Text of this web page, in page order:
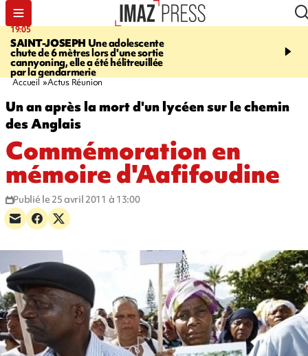
19:05
SAINT-JOSEPH Une adolescente
chute de 6 mètres lors d'une sortie
cannyoning, elle a été hélitreuillée
par la gendarmerie
20:44
rouée de coups,
Accueil Actus Réunion
Un an après la mort d'un lycéen sur le chemin
des Anglais
Commémoration en
mémoire d'Aafifoudine
Publié le 25 avril 2011 à 13:00